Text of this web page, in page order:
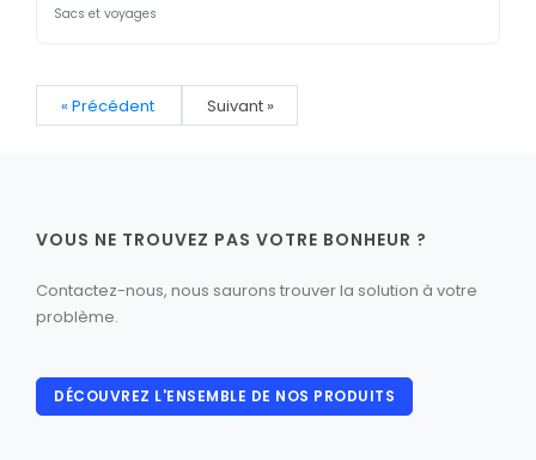
Sacs et voyages
« Précédent Suivant »
VOUS NE TROUVEZ PAS VOTRE BONHEUR ?
Contactez-nous, nous saurons trouver la solution à votre
problème.
DÉCOUVREZ L'ENSEMBLE DE NOS PRODUITS